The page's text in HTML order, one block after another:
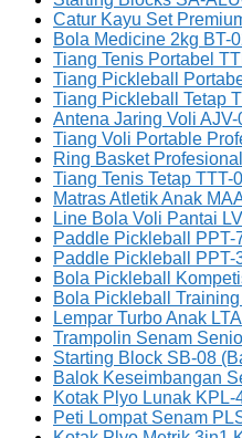
Catur Kayu Set
Bola Medicine 2kg BT-
Tiang Tenis Portabel
Tiang Pickleball
Tiang Pickleball Tetap
Antena Jaring Voli AJV-
Tiang Voli Portable
Ring Basket
Tiang Tenis Tetap TTT-
Matras Atletik Anak
Line Bola Voli Pantai
Paddle Pickleball PPT-
Paddle Pickleball PPT-
Bola Pickleball
Bola Pickleball
Lempar Turbo Anak
Trampolin Senam
Starting Block SB-08
Balok Keseimbangan
Kotak Plyo Lunak KPL-
Peti Lompat Senam